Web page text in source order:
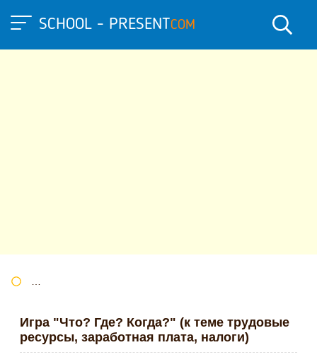
SCHOOL - PRESENTCOM
Игра "Что? Где? Когда?" (к теме трудовые
ресурсы, заработная плата, налоги)